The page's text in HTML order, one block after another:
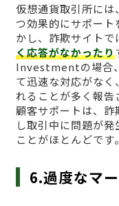
仮想通貨取引所に
つ効果的にサポート
かし、詐欺サイトで
く応答がなかったり
Investmentの場合
て迅速な対応がな
れることが多く報
顧客サポートは、詐
し取引中に問題が
ことがほとんどです。
6.過度なマ